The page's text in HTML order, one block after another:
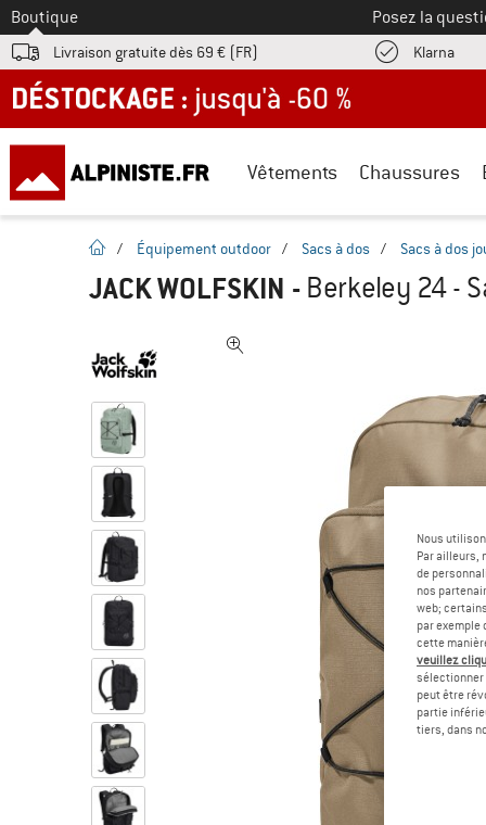
Vers le
Boutique Posez la
Livraison gratuite dès 69 € (FR) Klarna
DÉSTOCKAGE : jusqu'à -60 %
Vêtements Chaussures
Page d'accueil
/ Équipement outdoor / Sacs à dos / Sacs à dos
JACK WOLFSKIN - Berkeley 24 -
Nous
Par ailleurs,
de
nos
web;
par
cette
veuillez
sélectionner
peut être
partie
tiers, dans